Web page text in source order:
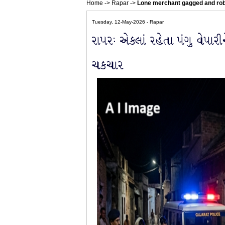
Home -> Rapar -> Lone merchant gagged and
Tuesday, 12-May-2026 - Rapar
રાપરઃ એકલાં રહેતા પંગુ
ચકચાર